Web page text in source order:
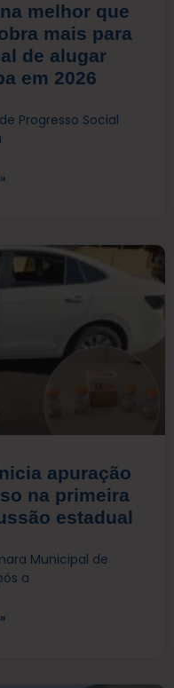
melhor que
mais para
de alugar
em 2026
Progresso Social
apuração
na primeira
estadual
Municipal de
a